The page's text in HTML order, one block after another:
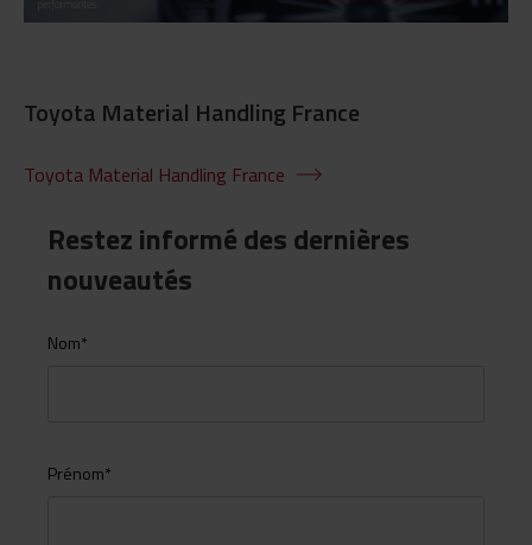
Toyota Material Handling France
Toyota Material Handling France
Restez informé des dernières
nouveautés
Nom*
Prénom*